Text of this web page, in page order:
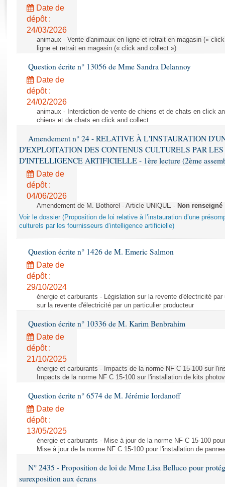
Rapports législatifs
Rapports sur l'application des lois
Baromètre de l’application des lois
Dossiers législatifs
Budget et sécurité sociale
Questions écrites et orales
Comptes rendus des débats
Date de
dépôt :
24/03/2026
animaux - Vente d'animaux en ligne et retrait en magasin («
ligne et retrait en magasin (« click and collect »)
Question écrite n° 13056 de Mme Sandra Delannoy
Date de
dépôt :
24/02/2026
animaux - Interdiction de vente de chiens et de chats en click
chiens et de chats en click and collect
Amendement n° 24 - RELATIVE À L'INSTAURATION
D'EXPLOITATION DES CONTENUS CULTURELS PAR LES
D'INTELLIGENCE ARTIFICIELLE - 1ère lecture (2ème
Date de
dépôt :
04/06/2026
Amendement de M. Bothorel - Article UNIQUE - Non renseigné
Voir le dossier (Proposition de loi relative à l’instauration d’une
culturels par les fournisseurs d’intelligence artificielle)
Question écrite n° 1426 de M. Emeric Salmon
Date de
dépôt :
29/10/2024
énergie et carburants - Législation sur la revente d'électricité
sur la revente d'électricité par un particulier producteur
Question écrite n° 10336 de M. Karim Benbrahim
Date de
dépôt :
21/10/2025
énergie et carburants - Impacts de la norme NF C 15-100 sur
Impacts de la norme NF C 15-100 sur l'installation de kits
Question écrite n° 6574 de M. Jérémie Iordanoff
Date de
dépôt :
13/05/2025
énergie et carburants - Mise à jour de la norme NF C 15-100
Mise à jour de la norme NF C 15-100 pour l'installation de
N° 2435 - Proposition de loi de Mme Lisa Belluco pour
surexposition aux écrans